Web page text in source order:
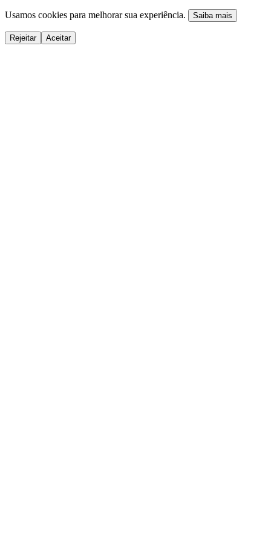
Usamos cookies para melhorar sua experiência. Saiba mais
Rejeitar Aceitar